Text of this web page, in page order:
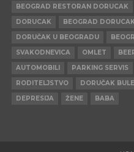
BEOGRAD RESTORAN DORUCAK
DORUCAK
BEOGRAD DORUCAK
DORUČAK U BEOGRADU
SVAKODNEVICA
OMLET
AUTOMOBILI
PARKING SERVIS
RODITELJSTVO
DORUČAK
DEPRESIJA
ŽENE BABA